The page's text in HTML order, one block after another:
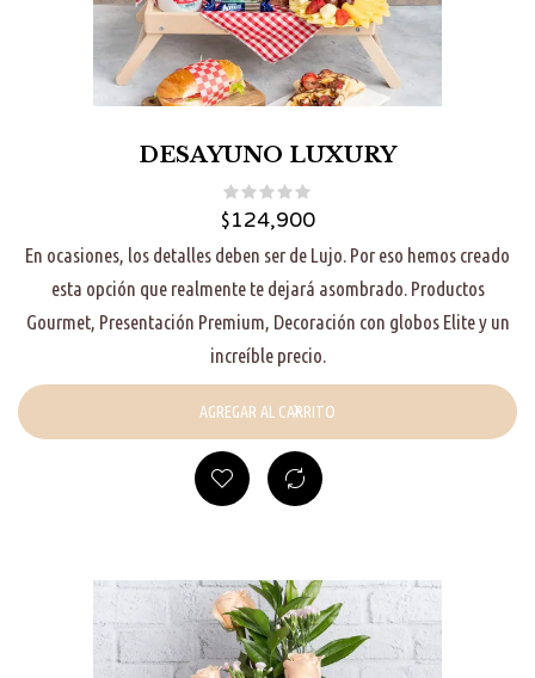
DESAYUNO LUXURY
$124,900
En ocasiones, los detalles deben ser de Lujo. Por eso hemos creado
esta opción que realmente te dejará asombrado. Productos
Gourmet, Presentación Premium, Decoración con globos Elite y un
increíble precio.
AGREGAR AL CARRITO